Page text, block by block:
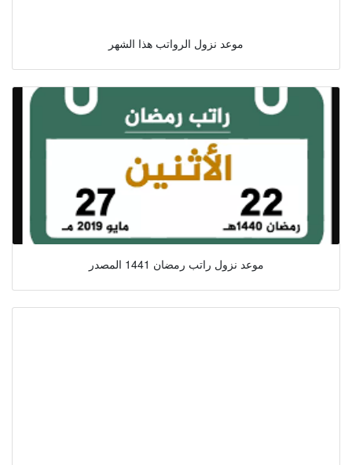
موعد نزول الرواتب هذا الشهر
موعد نزول راتب رمضان 1441 المصدر